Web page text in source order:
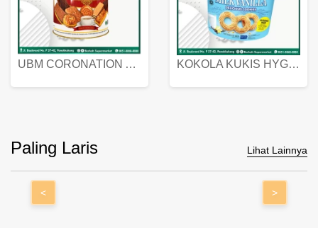
UBM CORONATION ASSORTED BISKUIT KALENG 450 GRAM KOKOLA KUKIS HYGIENIC MILK VANILLA PACK 320 GR
Paling Laris Lihat Lainnya
< >